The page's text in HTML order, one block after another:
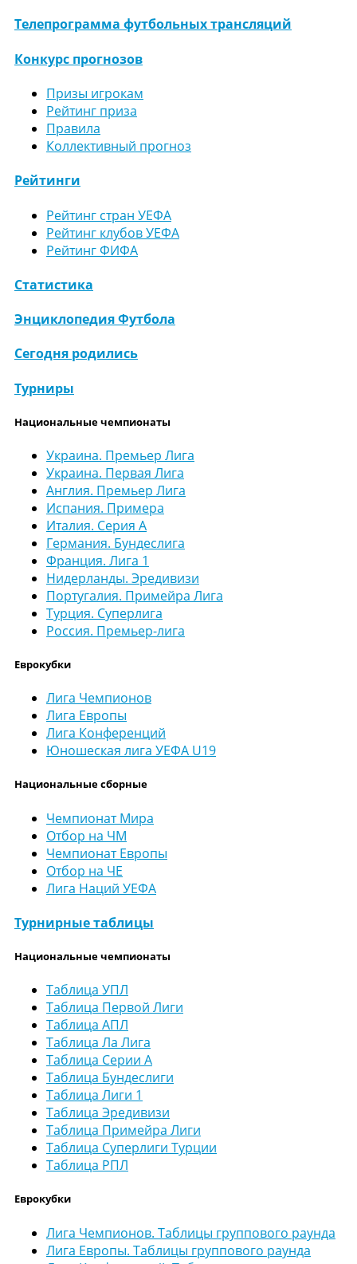
Телепрограмма футбольных трансляций
Конкурс прогнозов
Призы игрокам
Рейтинг приза
Правила
Коллективный прогноз
Рейтинги
Рейтинг стран УЕФА
Рейтинг клубов УЕФА
Рейтинг ФИФА
Статистика
Энциклопедия Футбола
Сегодня родились
Турниры
Национальные чемпионаты
Украина. Премьер Лига
Украина. Первая Лига
Англия. Премьер Лига
Испания. Примера
Италия. Серия А
Германия. Бундеслига
Франция. Лига 1
Нидерланды. Эредивизи
Португалия. Примейра Лига
Турция. Суперлига
Россия. Премьер-лига
Еврокубки
Лига Чемпионов
Лига Европы
Лига Конференций
Юношеская лига УЕФА U19
Национальные сборные
Чемпионат Мира
Отбор на ЧМ
Чемпионат Европы
Отбор на ЧЕ
Лига Наций УЕФА
Турнирные таблицы
Национальные чемпионаты
Таблица УПЛ
Таблица Первой Лиги
Таблица АПЛ
Таблица Ла Лига
Таблица Серии А
Таблица Бундеслиги
Таблица Лиги 1
Таблица Эредивизи
Таблица Примейра Лиги
Таблица Суперлиги Турции
Таблица РПЛ
Еврокубки
Лига Чемпионов. Таблицы группового раунда
Лига Европы. Таблицы группового раунда